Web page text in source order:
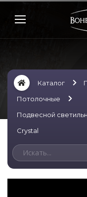
Каталог
Потолочные
Подвесной
Crystal